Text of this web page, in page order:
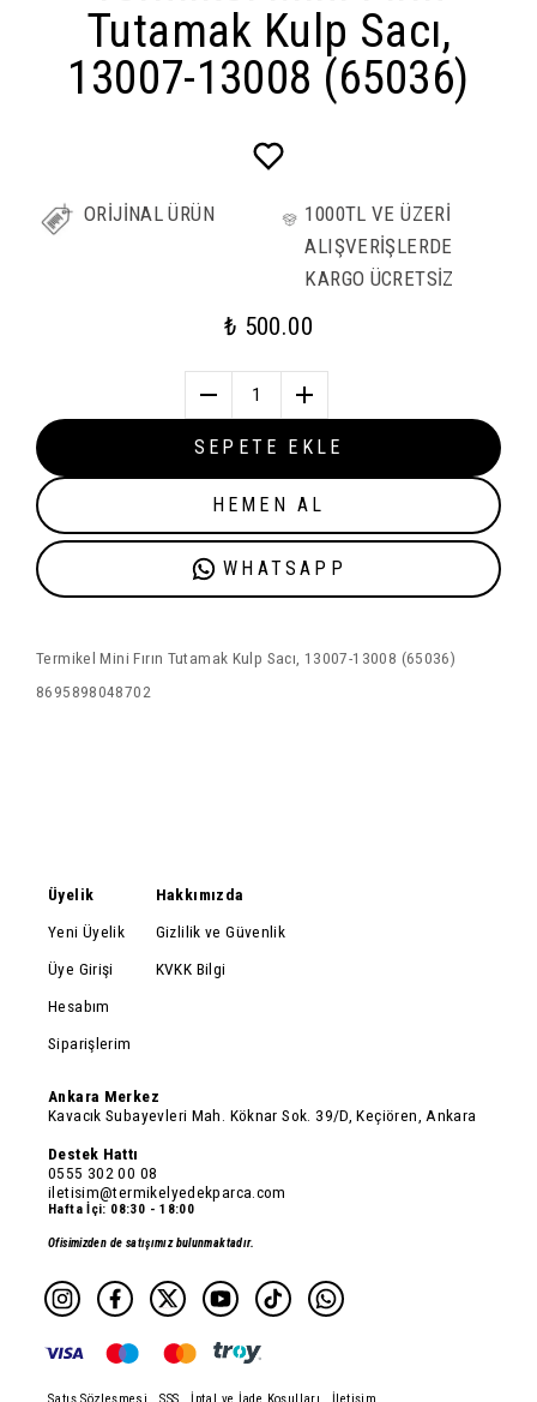
Tutamak Kulp Sacı,
13007-13008 (65036)
ORİJİNAL ÜRÜN
1000TL VE ÜZERİ
ALIŞVERİŞLERDE
KARGO ÜCRETSİZ
₺ 500.00
1
SEPETE EKLE
HEMEN AL
WHATSAPP
Termikel Mini Fırın Tutamak Kulp Sacı, 13007-13008 (65036)
8695898048702
Üyelik
Yeni Üyelik
Üye Girişi
Hesabım
Siparişlerim
Hakkımızda
Gizlilik ve Güvenlik
KVKK Bilgi
Ankara Merkez
Kavacık Subayevleri Mah. Köknar Sok. 39/D, Keçiören, Ankara
Destek Hattı
0555 302 00 08
iletisim@termikelyedekparca.com
Hafta İçi: 08:30 - 18:00
Ofisimizden de satışımız bulunmaktadır.